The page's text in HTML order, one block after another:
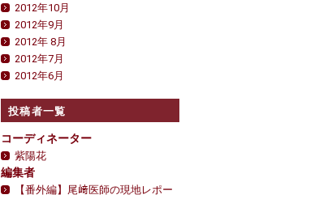
2012年10月
2012年9月
2012年 8月
2012年7月
2012年6月
投稿者一覧
コーディネーター
紫陽花
編集者
【番外編】尾﨑医師の現地レポー